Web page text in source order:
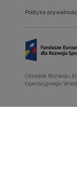
Polityka
Ośrodek Rozwoju
Operacyjnego